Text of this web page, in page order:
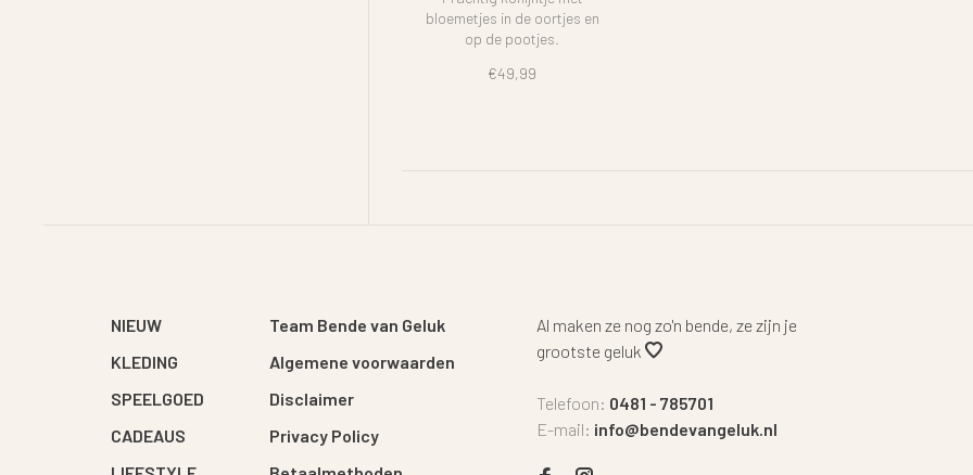
bloemetjes in de oortjes en
op de pootjes.
€49,99
NIEUW
KLEDING
SPEELGOED
CADEAUS
Team Bende van Geluk
Algemene voorwaarden
Disclaimer
Privacy Policy
Al maken ze nog zo'n bende, ze zijn je
grootste geluk
Telefoon: 0481 - 785701
E-mail: info@bendevangeluk.nl